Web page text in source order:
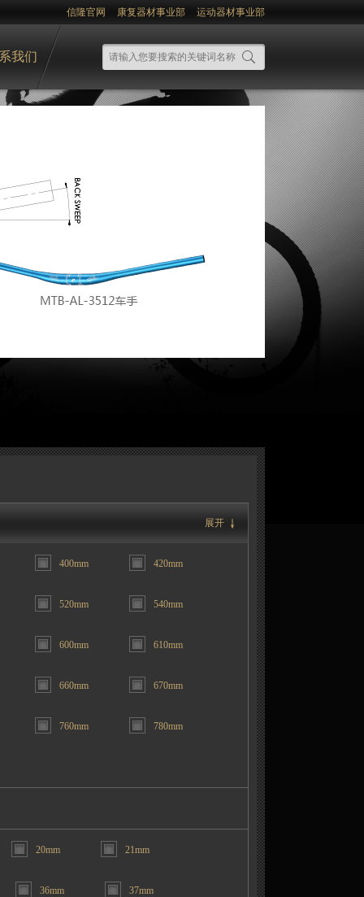
信隆官网 康复器材事业部 运动器材事业部
我们
展开
400mm 420mm
520mm 540mm
600mm 610mm
660mm 670mm
760mm 780mm
20mm 21mm
36mm 37mm